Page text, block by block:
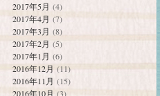
2017年5月 (4)
2017年4月 (7)
2017年3月 (8)
2017年2月 (5)
2017年1月 (6)
2016年12月 (11)
2016年11月 (15)
2016年10月 (3)